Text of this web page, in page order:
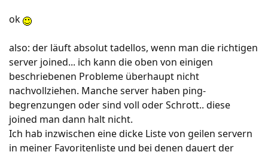
ok
also: der läuft absolut tadellos, wenn man die richtigen
server joined... ich kann die oben von einigen
beschriebenen Probleme überhaupt nicht
nachvollziehen. Manche server haben ping-
begrenzungen oder sind voll oder Schrott.. diese
joined man dann halt nicht.
Ich hab inzwischen eine dicke Liste von geilen servern
in meiner Favoritenliste und bei denen dauert der